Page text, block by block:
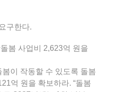
구한다.
봄 사업비 2,623억 원을
이 작동할 수 있도록 돌봄
억 원을 확보하라. “돌봄